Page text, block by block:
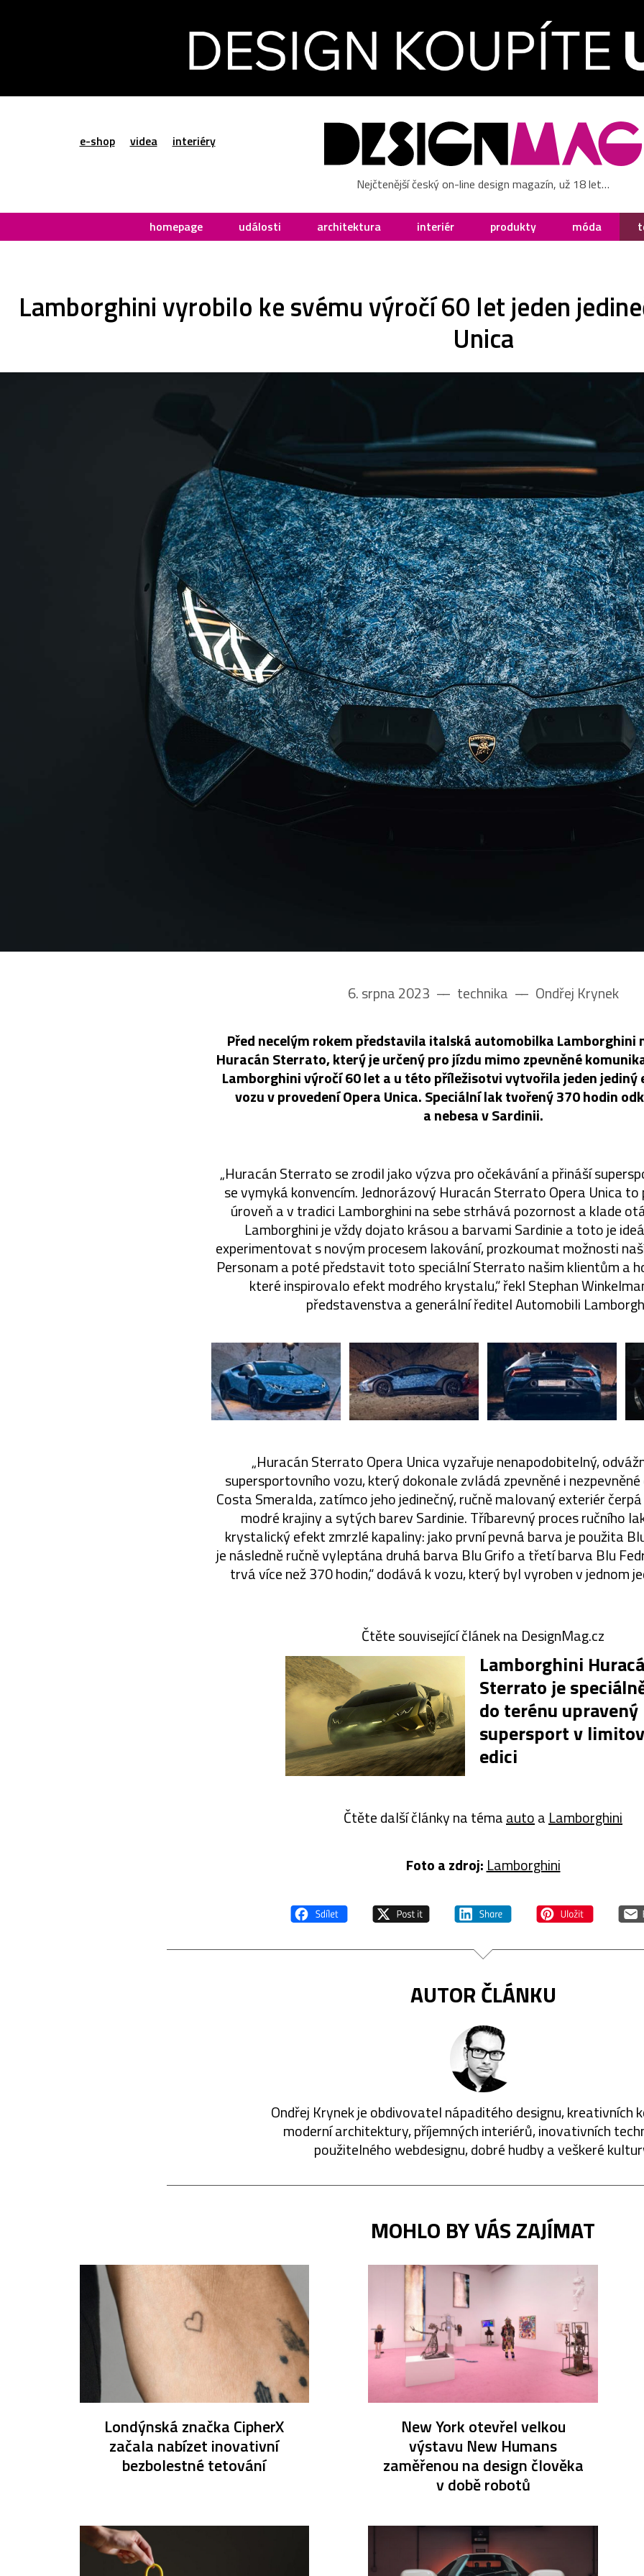
e-shop videa interiéry
Nejčtenější český on-line design magazín, už 18 let…
homepage události architektura interiér produkty móda
Lamborghini vyrobilo ke svému výročí 60 let jeden
Unica
6. srpna 2023 –– technika –– Ondřej Krynek
Před necelým rokem představila italská automobilka Lamborghini
Huracán Sterrato, který je určený pro jízdu mimo zpevněné
Lamborghini výročí 60 let a u této příležisotvi vytvořila jeden jediný
vozu v provedení Opera Unica. Speciální lak tvořený 370 hodin
a nebesa v Sardinii.
„Huracán Sterrato se zrodil jako výzva pro očekávání a přináší
se vymyká konvencím. Jednorázový Huracán Sterrato Opera Unica
úroveň a v tradici Lamborghini na sebe strhává pozornost a klade
Lamborghini je vždy dojato krásou a barvami Sardinie a toto je
experimentovat s novým procesem lakování, prozkoumat možnosti
Personam a poté představit toto speciální Sterrato našim klientům a
které inspirovalo efekt modrého krystalu,“ řekl Stephan
představenstva a generální ředitel Automobili
„Huracán Sterrato Opera Unica vyzařuje nenapodobitelný,
supersportovního vozu, který dokonale zvládá zpevněné i
Costa Smeralda, zatímco jeho jedinečný, ručně malovaný exteriér
modré krajiny a sytých barev Sardinie. Tříbarevný proces ručního
krystalický efekt zmrzlé kapaliny: jako první pevná barva je použita
je následně ručně vyleptána druhá barva Blu Grifo a třetí barva Blu
trvá více než 370 hodin,“ dodává k vozu, který byl vyroben v jednom
Čtěte související článek na DesignMag.cz
Lamborghini
Sterrato je
do terénu upravený
supersport v
edici
Čtěte další články na témaautoa Lamborghini
Foto a zdroj: Lamborghini
AUTOR ČLÁNKU
Ondřej Krynek je obdivovatel nápaditého designu, kreativních
moderní architektury, příjemných interiérů, inovativních
použitelného webdesignu, dobré hudby a veškeré
MOHLO BY VÁS ZAJÍMAT
Londýnská značka CipherX
začala nabízet inovativní
bezbolestné tetování
New York otevřel velkou
výstavu New Humans
zaměřenou na design člověka
v době robotů